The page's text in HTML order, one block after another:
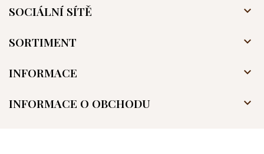
SOCIÁLNÍ SÍTĚ 
SORTIMENT 
INFORMACE 
INFORMACE O OBCHODU 